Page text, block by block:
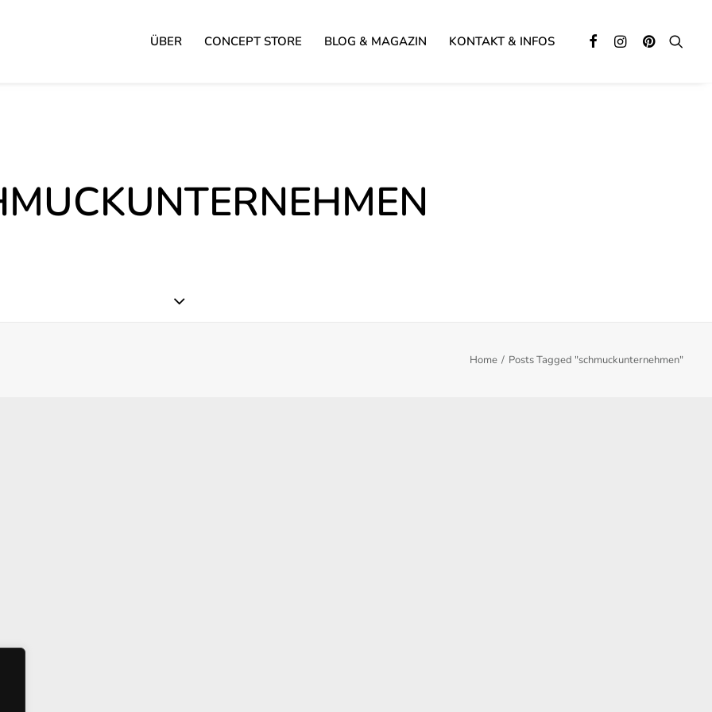
ÜBER CONCEPT STORE BLOG & MAGAZIN KONTAKT & INFOS
Home Posts Tagged "schmuckunternehmen"